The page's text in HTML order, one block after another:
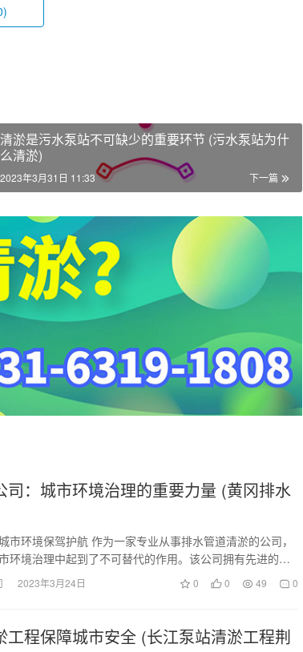
清淤是污水泵站不可缺少的重要环节 (污水泵站为什
么清淤)
下一篇
2023年3月31日 11:33
司：城市环境治理的重要力量 (黄冈排水
市环境保驾护航 作为一家专业从事排水管道清淤的公司，
环境治理中起到了不可替代的作用。该公司拥有先进的设
… 2023年3月24日 0 0 49 0
工程保障城市安全 (长江泵站清淤工程荆